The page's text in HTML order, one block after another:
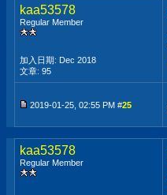
kaa53578
Regular Member
加入日期: Dec 2018
文章: 95
2019-01-25, 02:55 PM #25
kaa53578
Regular Member